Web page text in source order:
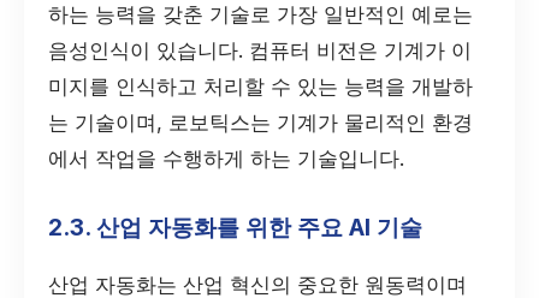
하는 능력을 갖춘 기술로 가장 일반적인 예로는
음성인식이 있습니다. 컴퓨터 비전은 기계가 이
미지를 인식하고 처리할 수 있는 능력을 개발하
는 기술이며, 로보틱스는 기계가 물리적인 환경
에서 작업을 수행하게 하는 기술입니다.
2.3. 산업 자동화를 위한 주요 AI 기술
산업 자동화는 산업 혁신의 중요한 원동력이며